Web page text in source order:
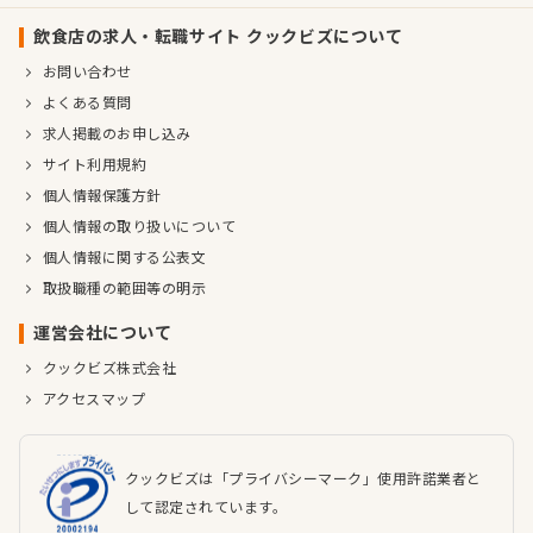
飲食店の求人・転職サイト クックビズについて
お問い合わせ
よくある質問
求人掲載のお申し込み
サイト利用規約
個人情報保護方針
個人情報の取り扱いについて
個人情報に関する公表文
取扱職種の範囲等の明示
運営会社について
クックビズ株式会社
アクセスマップ
クックビズは「プライバシーマーク」使用許諾業者と
して認定されています。